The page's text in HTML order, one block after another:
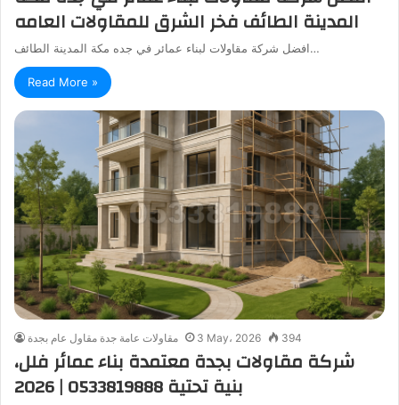
المدينة الطائف فخر الشرق للمقاولات العامه
افضل شركة مقاولات لبناء عمائر في جده مكة المدينة الطائف…
Read More »
مقاولات عامة جدة مقاول عام بجدة 3 May، 2026 394
شركة مقاولات بجدة معتمدة بناء عمائر فلل،
بنية تحتية 0533819888 | 2026